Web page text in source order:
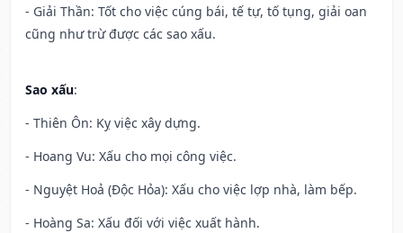
- Giải Thần: Tốt cho việc cúng bái, tế tự, tố tụng, giải oan
cũng như trừ được các sao xấu.
Sao xấu:
- Thiên Ôn: Kỵ việc xây dựng.
- Hoang Vu: Xấu cho mọi công việc.
- Nguyệt Hoả (Độc Hỏa): Xấu cho việc lợp nhà, làm bếp.
- Hoàng Sa: Xấu đối với việc xuất hành.